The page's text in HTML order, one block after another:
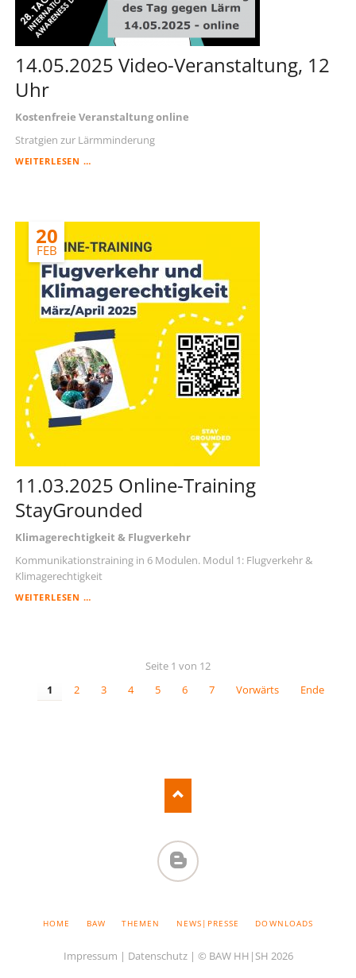
14.05.2025 Video-Veranstaltung, 12
Uhr
Kostenfreie Veranstaltung online
Stratgien zur Lärmminderung
WEITERLESEN …14.05.2025
20
FEB
11.03.2025 Online-Training
StayGrounded
Klimagerechtigkeit & Flugverkehr
Kommunikationstraining in 6 Modulen. Modul 1: Flugverkehr &
Klimagerechtigkeit
WEITERLESEN …11.03.2025
Seite 1 von 12
1
2 3 4 5 6 7 Vorwärts Ende
NAVIGATION
HOME BAW THEMEN NEWS|PRESSE DOWNLOADS
Impressum | Datenschutz| © BAW HH|SH 2026